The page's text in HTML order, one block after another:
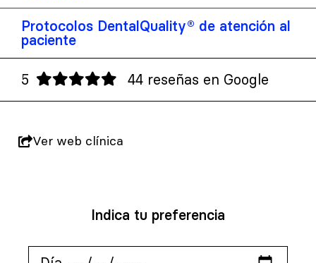
Protocolos DentalQuality® de atención al
paciente
5 44 reseñas en Google
Ver web clínica
Indica tu preferencia